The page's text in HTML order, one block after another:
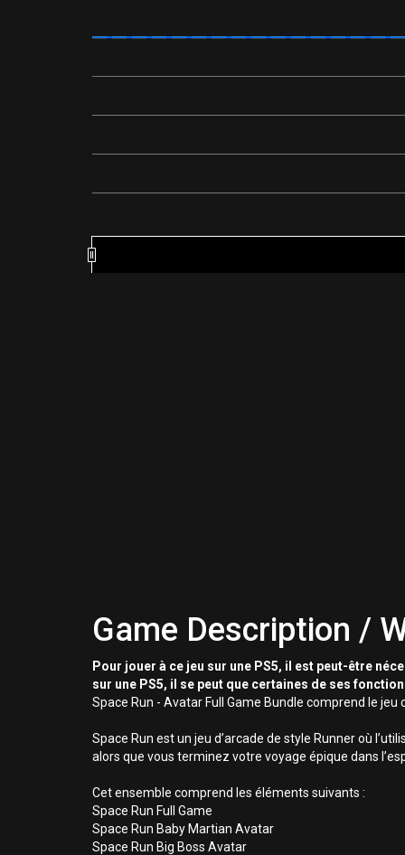
Game Description /
Pour jouer à ce jeu sur une PS5, il est peut-être
sur une PS5, il se peut que certaines de ses
Space Run - Avatar Full Game Bundle comprend le
Space Run est un jeu d’arcade de style Runner où
alors que vous terminez votre voyage épique dans
Cet ensemble comprend les éléments suivants :
Space Run Full Game
Space Run Baby Martian Avatar
Space Run Big Boss Avatar